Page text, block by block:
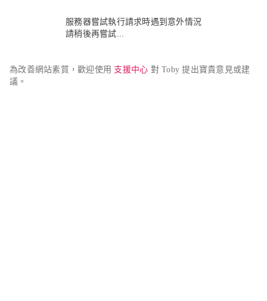
服務器嘗試執行請求時遇到意外情況
請稍後再嘗試...
為改善網站素質，歡迎使用 支援中心 對 Toby 提出寶貴意見或建
議。